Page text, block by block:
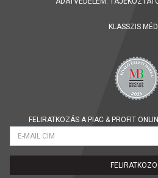
KLASSZIS
FELIRATKOZÁS A PIAC & PROFIT